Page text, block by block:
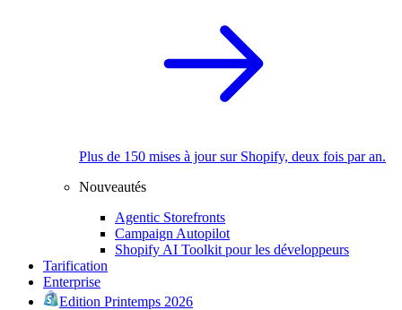
Plus de 150 mises à jour sur Shopify, deux fois par an.
Nouveautés
Agentic Storefronts
Campaign Autopilot
Shopify AI Toolkit pour les développeurs
Tarification
Enterprise
Edition Printemps 2026